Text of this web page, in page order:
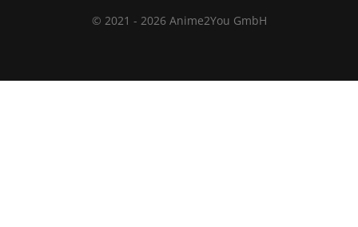
© 2021 - 2026 Anime2You GmbH